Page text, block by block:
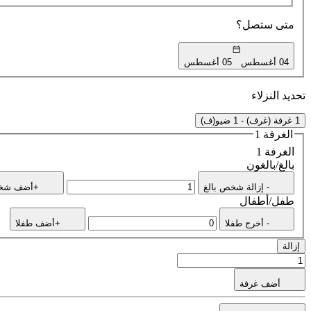
متى ستصل؟
04 أغسطس 05 أغسطس
تحديد النزلاء
1 غرفة (غرف) - 1 ضيو(ف)
الغرفة 1
الغرفة 1
بالغ/بالغون
- إزالة شخص بالغ +أضف
طفل/أطفال
- أخرج طفلا +أضف طفلا
إزالة
أضف غرفة